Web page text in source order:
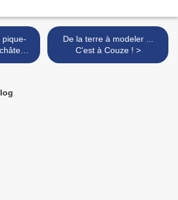
!
De la terre à modeler ...
C'est à Couze ! >